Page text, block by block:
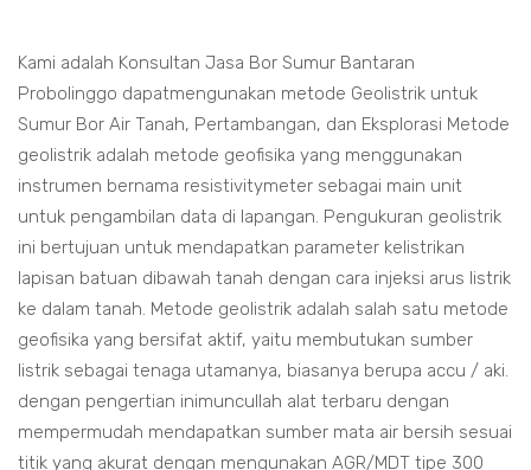
Kami adalah Konsultan Jasa Bor Sumur Bantaran
Probolinggo dapatmengunakan metode Geolistrik untuk
Sumur Bor Air Tanah, Pertambangan, dan Eksplorasi Metode
geolistrik adalah metode geofisika yang menggunakan
instrumen bernama resistivitymeter sebagai main unit
untuk pengambilan data di lapangan. Pengukuran geolistrik
ini bertujuan untuk mendapatkan parameter kelistrikan
lapisan batuan dibawah tanah dengan cara injeksi arus listrik
ke dalam tanah. Metode geolistrik adalah salah satu metode
geofisika yang bersifat aktif, yaitu membutukan sumber
listrik sebagai tenaga utamanya, biasanya berupa accu / aki.
dengan pengertian inimuncullah alat terbaru dengan
mempermudah mendapatkan sumber mata air bersih sesuai
titik yang akurat dengan mengunakan AGR/MDT tipe 300